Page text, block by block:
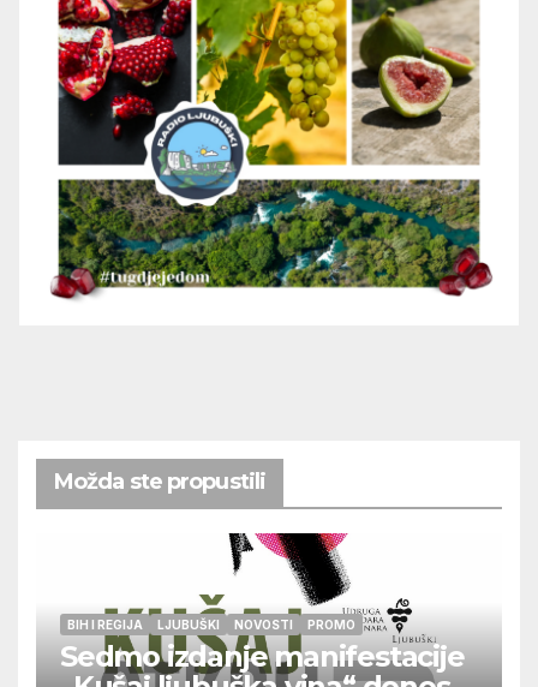
Možda ste propustili
BIH I REGIJA LJUBUŠKI NOVOSTI PROMO
Sedmo izdanje manifestacije